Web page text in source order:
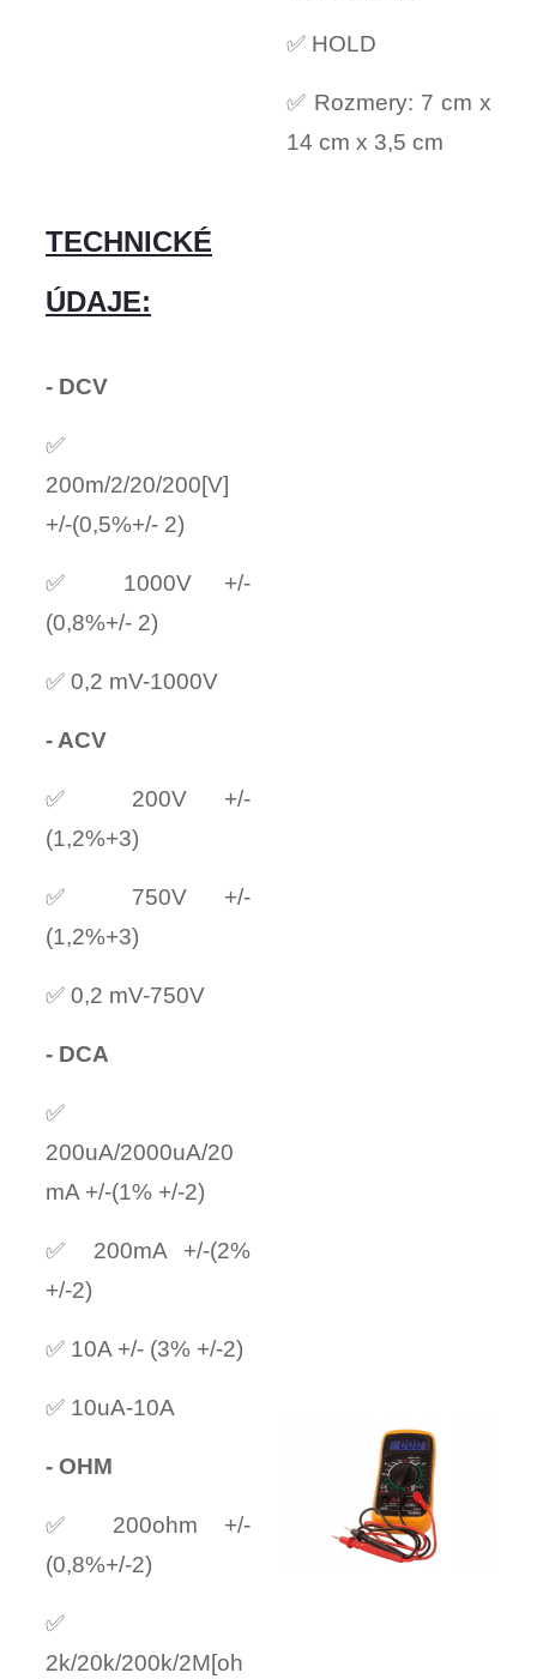
✅ HOLD
✅ Rozmery: 7 cm x
14 cm x 3,5 cm
TECHNICKÉ
ÚDAJE:
- DCV
✅
200m/2/20/200[V]
+/-(0,5%+/- 2)
✅ 1000V +/-
(0,8%+/- 2)
✅ 0,2 mV-1000V
- ACV
✅ 200V +/-
(1,2%+3)
✅ 750V +/-
(1,2%+3)
✅ 0,2 mV-750V
- DCA
✅
200uA/2000uA/20
mA +/-(1% +/-2)
✅ 200mA +/-(2%
+/-2)
✅ 10A +/- (3% +/-2)
✅ 10uA-10A
- OHM
✅ 200ohm +/-
(0,8%+/-2)
✅
2k/20k/200k/2M[oh